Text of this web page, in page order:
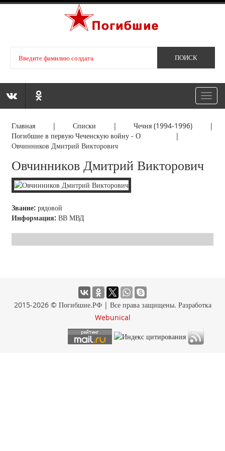
Главная |Списки |Чечня (1994-1996) |
Погибшие в первую Чеченскую войну - О |
Овчинников Дмитрий Викторович
Овчинников Дмитрий Викторович
Звание: рядовой
Информация: ВВ МВД
2015-2026 © Погибшие.РФ | Все права защищены. Разработка
Webunical